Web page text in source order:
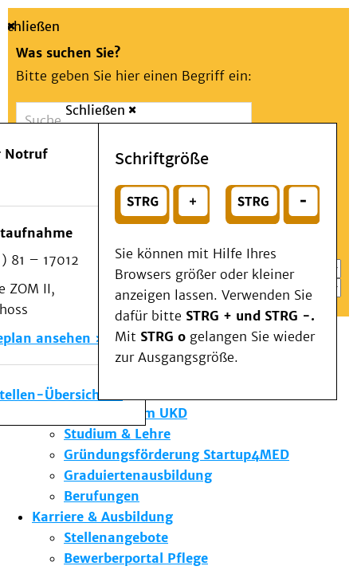
Suche
Schließen
Was suchen Sie?
Bitte geben Sie hier einen Begriff ein:
Suchen
oder
Wählen Sie ein Thema für Ihren Schnelleinstieg
Notfall
Schließen
Notruf
81 – 17012
ZOM II,
ansehen
Übersicht
Schriftgröße
Sie können mit Hilfe Ihres
Browsers größer oder kleiner
anzeigen lassen. Verwenden Sie
dafür bitte STRG + und STRG -.
Mit STRG o gelangen Sie wieder
zur Ausgangsgröße.
Menü
Patienten & Besucher
Kliniken/Institute/Zentren
Als Patient am UKD
Beratung und Unterstützung
Veranstaltungen
Kommunikation im Medizinwesen (KIM)
Notfall
Forschung & Lehre
Die Institute des UKD
Forschung am UKD
Studium & Lehre
Gründungsförderung Startup4MED
Graduiertenausbildung
Berufungen
Karriere & Ausbildung
Stellenangebote
Bewerberportal Pflege